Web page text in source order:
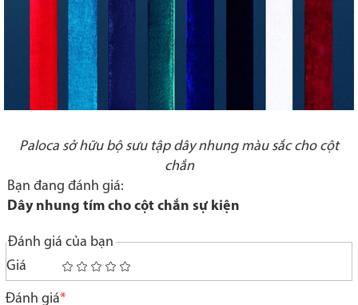
Paloca sở hữu bộ sưu tập dây nhung màu sắc cho cột
chắn
Bạn đang đánh giá:
Dây nhung tím cho cột chắn sự kiện
Đánh giá của bạn
Giá
1
star
2
stars
3
stars
4
stars
5
stars
Đánh giá